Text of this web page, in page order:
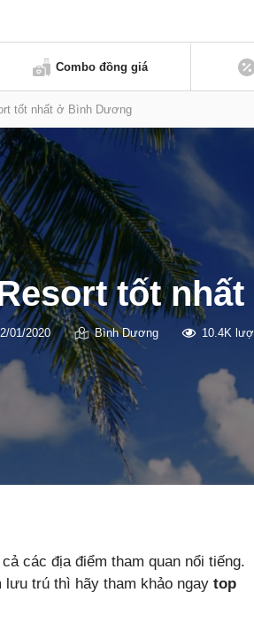
Combo đồng giá
tốt nhất ở Bình Dương
tốt
01/2020 Bình Dương 10.4K
các địa điểm tham quan nổi tiếng.
lưu trú thì hãy tham khảo ngay top